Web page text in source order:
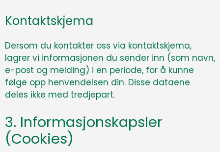
Kontaktskjema
Dersom du kontakter oss via kontaktskjema,
lagrer vi informasjonen du sender inn (som navn,
e-post og melding) i en periode, for å kunne
følge opp henvendelsen din. Disse dataene
deles ikke med tredjepart.
3. Informasjonskapsler
(Cookies)